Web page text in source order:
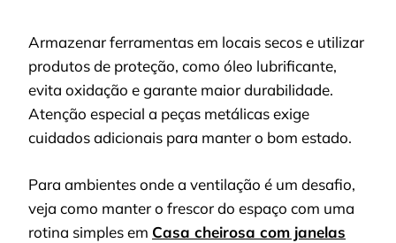
Armazenar ferramentas em locais secos e utilizar
produtos de proteção, como óleo lubrificante,
evita oxidação e garante maior durabilidade.
Atenção especial a peças metálicas exige
cuidados adicionais para manter o bom estado.
Para ambientes onde a ventilação é um desafio,
veja como manter o frescor do espaço com uma
rotina simples em Casa cheirosa com janelas